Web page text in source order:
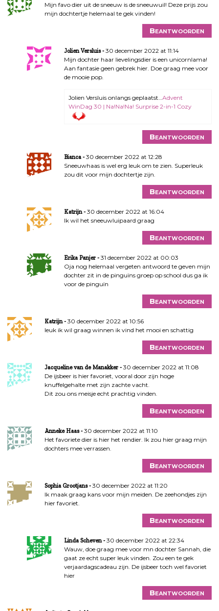
Mijn favo dier uit de sneeuw is de sneeuwuil! Deze prijs zou
mijn dochtertje helemaal te gek vinden!
Beantwoorden
Jolien Versluis
30 december 2022 at 11:14
Mijn dochter haar lievelingsdier is een unicornlama!
Aan fantasie geen gebrek hier. Doe graag mee voor
de mooie pop.
Jolien Versluis onlangs geplaatst… Advent
WinDag 30 | Na!Na!Na! Surprise 2-in-1 Cozy
Beantwoorden
Bianca
30 december 2022 at 12:28
Sneeuwhaas is wel erg leuk om te zien. Superleuk
zou dit voor mijn dochtertje zijn.
Beantwoorden
Katrijn
30 december 2022 at 16:04
Ik wil het sneeuwluipaard graag
Beantwoorden
Erika Panjer
31 december 2022 at 00:03
Oja nog helemaal vergeten antwoord te geven mijn
dochter zit in de pinguïns groep op school dus ga ik
voor de pinguïn
Beantwoorden
Katrijn
30 december 2022 at 10:56
leuk ik wil graag winnen ik vind het mooi en schattig
Beantwoorden
Jacqueline van de Manakker
30 december 2022 at 11:08
De ijsbeer is hier favoriet, vooral door zijn hoge
knuffelgehalte met zijn zachte vacht.
Dit zou ons meisje echt prachtig vinden.
Beantwoorden
Anneke Haas
30 december 2022 at 11:10
Het favoriete dier is hier het rendier. Ik zou hier graag mijn
dochters mee verrassen.
Beantwoorden
Sophia Grootjans
30 december 2022 at 11:20
Ik maak graag kans voor mijn meiden. De zeehondjes zijn
hier favoriet.
Beantwoorden
Linda Scheven
30 december 2022 at 22:34
Wauw, doe graag mee voor mn dochter Sannah, die
gaat ze echt super leuk vinden. Zou een te gek
verjaardagscadeau zijn. De ijsbeer toch wel favoriet
hier
Beantwoorden